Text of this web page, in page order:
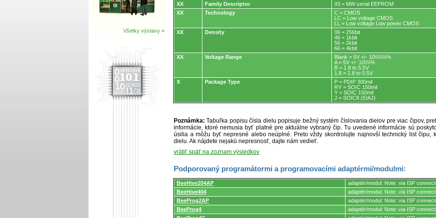
Všetky výstavy »
XX Family Descriptor
93 = MW serial EEPROM
XX
Technology
C = CMOS
LC = Low voltage CMOS
LL = Low voltage Low power CMOS
XX
Density
06 = 256bit
46 = 1kbit
56 = 2kbit
66 = 4kbit
XX
Voltage Range
Blank = 5V +/- 10\\\\\\\\%
A = 5V +/- 10\\\\%
B = 1.8 to 5.5V
1.8 = 1.8 to 5.5V
X
Package Type
P = PDIP 300mil
RY = SOIC 150mil
Y = SOIC 150mil
J = SOIC8 (EIAJ)
Poznámka: Tabuľka popisu čísla dielu popisuje bežný systém číslovania dielov pre viac čipov,
informácie, ktoré nemusia byť platné pre aktuálne vybraný čip. Tu uvedené informácie sú
úsilia a môžu byť nepresné alebo neúplné. Preto vždy skontrolujte najnovší technický list čipu,
dielu. Ak nájdete nejakú nepresnosť, dajte nám vedieť.
vrátiť späť na zoznam výsledkov
Podporovaný programátormi a programovacími adaptérmi/modulmi:
Podporovaný
programátormi
programovacími
adaptérmi/modulmi.
BeeHive204AP
adaptér/modul: Note: via ISP
BeeHive404
adaptér/modul: Note: via ISP
BeeProg2AP
adaptér/modul: Note: via ISP
BeeProg4
adaptér/modul: Note: via ISP